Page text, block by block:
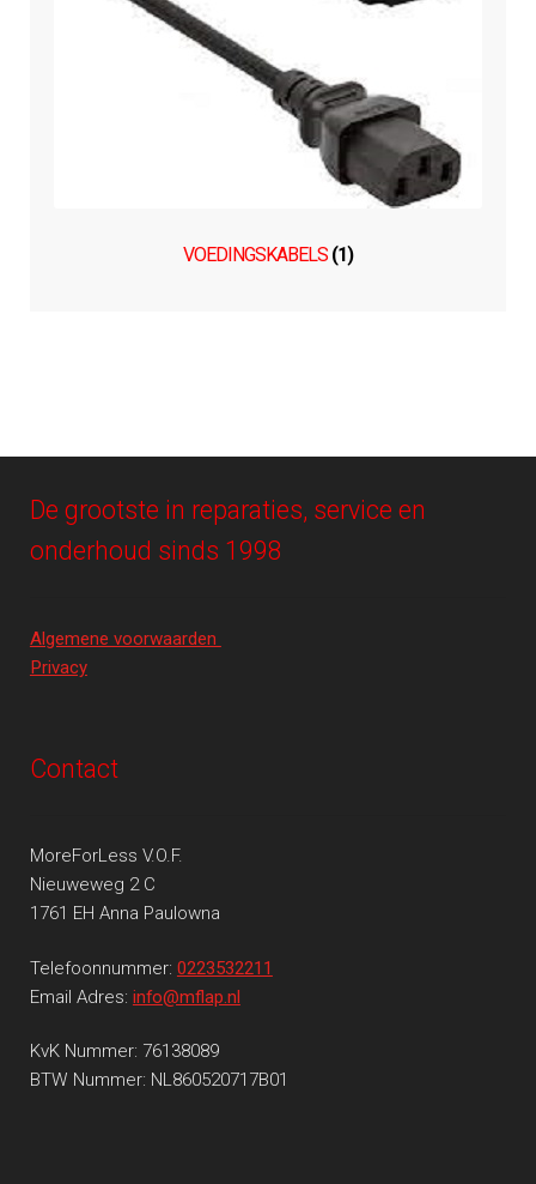
VOEDINGSKABELS (1)
De grootste in reparaties, service en
onderhoud sinds 1998
Algemene voorwaarden
Privacy
Contact
MoreForLess V.O.F.
Nieuweweg 2 C
1761 EH Anna Paulowna
Telefoonnummer: 0223532211
Email Adres: info@mflap.nl
KvK Nummer: 76138089
BTW Nummer: NL860520717B01